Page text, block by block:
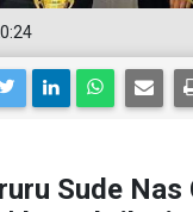
Sude